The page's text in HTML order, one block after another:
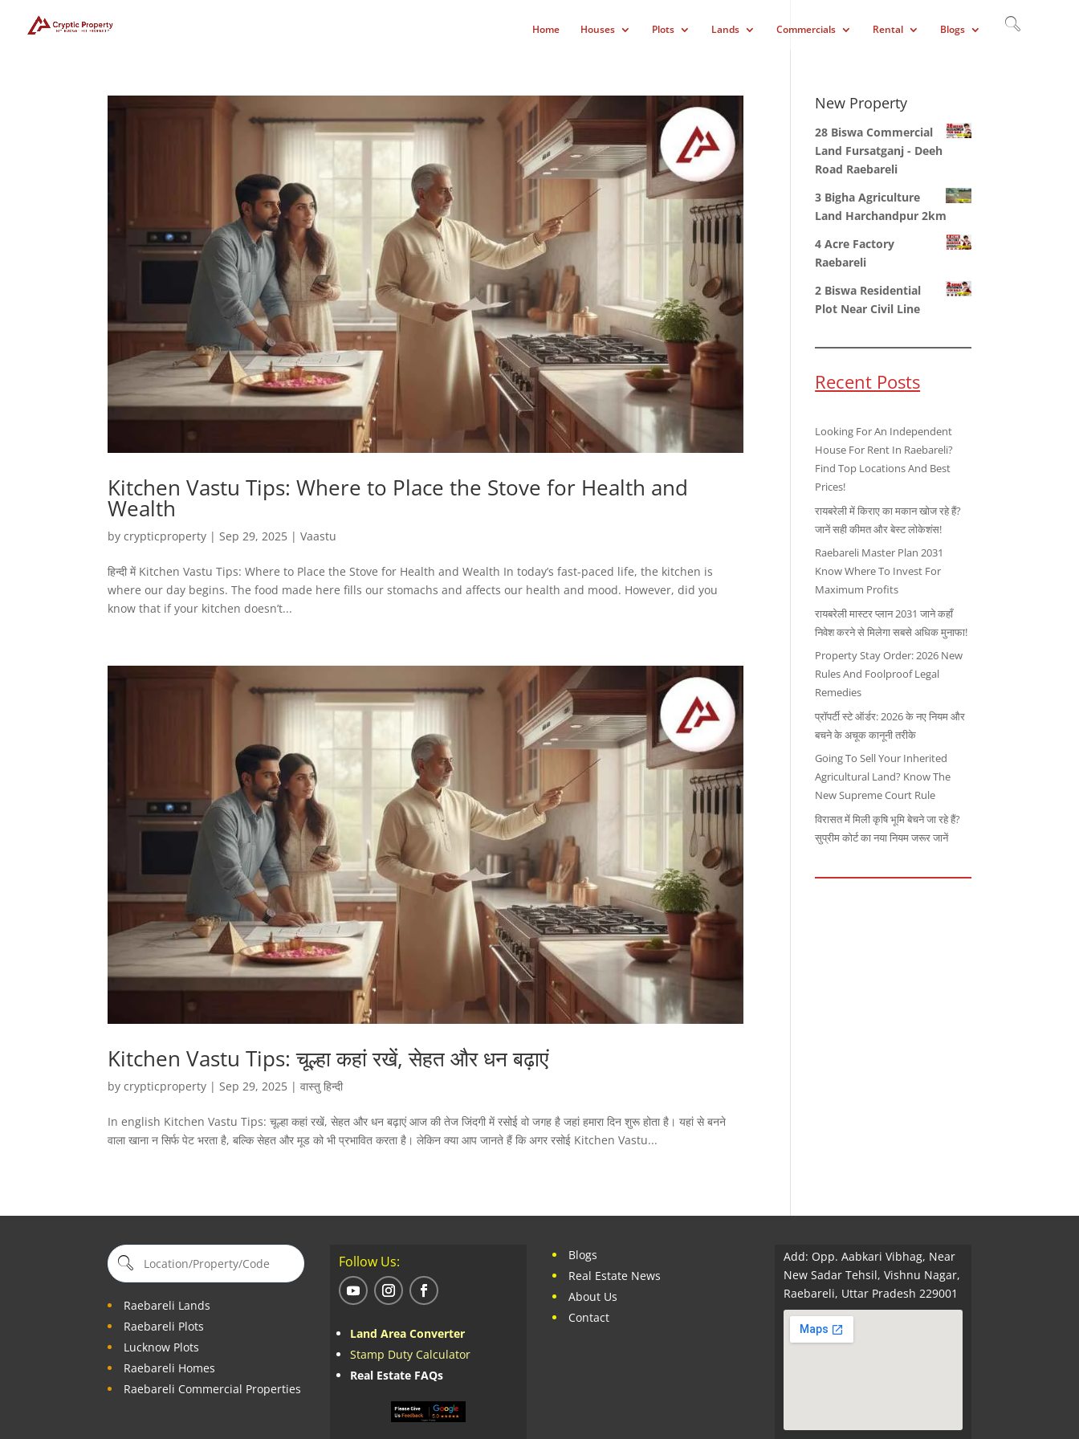
Home Houses Plots Lands Commercials Rental Blogs
Kitchen Vastu Tips: Where to Place the Stove for Health and
Wealth
bycrypticproperty |Sep 29, 2025 |Vaastu
हिन्दी में Kitchen Vastu Tips: Where to Place the Stove for Health and Wealth In today’s fast-paced life, the kitchen is
where our day begins. The food made here fills our stomachs and affects our health and mood. However, did you
know that if your kitchen doesn’t...
Kitchen Vastu Tips: चूल्हा कहां रखें, सेहत और धन बढ़ाएं
bycrypticproperty | Sep 29, 2025 |वास्तु हिन्दी
In english Kitchen Vastu Tips: चूल्हा कहां रखें, सेहत और धन बढ़ाएं आज की तेज जिंदगी में रसोई वो जगह है जहां हमारा दिन शुरू होता है। यहां से बनने
वाला खाना न सिर्फ पेट भरता है, बल्कि सेहत और मूड को भी प्रभावित करता है। लेकिन क्या आप जानते हैं कि अगर रसोई Kitchen Vastu...
New Property
28 Biswa Commercial
Land Fursatganj - Deeh
Road Raebareli
3 Bigha Agriculture
Land Harchandpur 2km
4 Acre Factory
Raebareli
2 Biswa Residential
Plot Near Civil Line
Recent Posts
Looking For An Independent
House For Rent In Raebareli?
Find Top Locations And Best
Prices!
रायबरेली में किराए का मकान खोज रहे हैं?
जानें सही कीमत और बेस्ट लोकेशंस!
Raebareli Master Plan 2031
Know Where To Invest For
Maximum Profits
रायबरेली मास्टर प्लान 2031 जाने कहाँ
निवेश करने से मिलेगा सबसे अधिक मुनाफा!
Property Stay Order: 2026 New
Rules And Foolproof Legal
Remedies
प्रॉपर्टी स्टे ऑर्डर: 2026 के नए नियम और
बचने के अचूक कानूनी तरीके
Going To Sell Your Inherited
Agricultural Land? Know The
New Supreme Court Rule
विरासत में मिली कृषि भूमि बेचने जा रहे हैं?
सुप्रीम कोर्ट का नया नियम जरूर जानें
Raebareli Lands
Raebareli Plots
Lucknow Plots
Raebareli Homes
Raebareli Commercial Properties
Follow Us:
Land Area Converter
Stamp Duty Calculator
Real Estate FAQs
Blogs
Real Estate News
About Us
Contact
Add: Opp. Aabkari Vibhag, Near
New Sadar Tehsil, Vishnu Nagar,
Raebareli, Uttar Pradesh 229001